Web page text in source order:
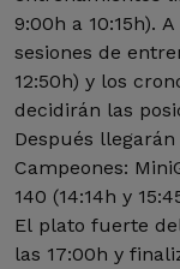
9:00h a 10:15h).
sesiones de
12:50h) y los
decidirán las
Después
Campeones:
140 (14:14h y
El plato fuerte
las 17:00h y